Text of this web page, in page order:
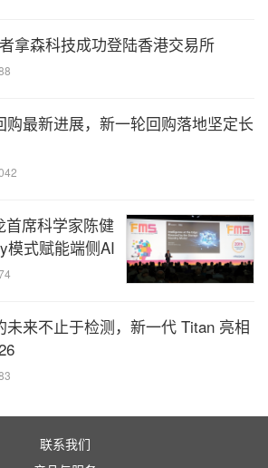
这个逻辑。创始人老沃森及其继
动了公司高速增长。但90年代
不重新审视组织、流程、运营与
士纳临危受命，他留下的最宝贵
三次重大变革：流程转型、数据
启动的全组织AI驱动转型，迄今持
同一跑道上狂奔更困难！但能力
得的。IBM的AI转型交出了一份
IBM是全球范围内唯一一家由传统
拿森科技成功登陆香港交易所
购最新进展，新一轮回购落地坚定长
首席科学家陈健
模式赋能端侧AI
未来不止于检测，新一代 Titan 亮相
联系我们